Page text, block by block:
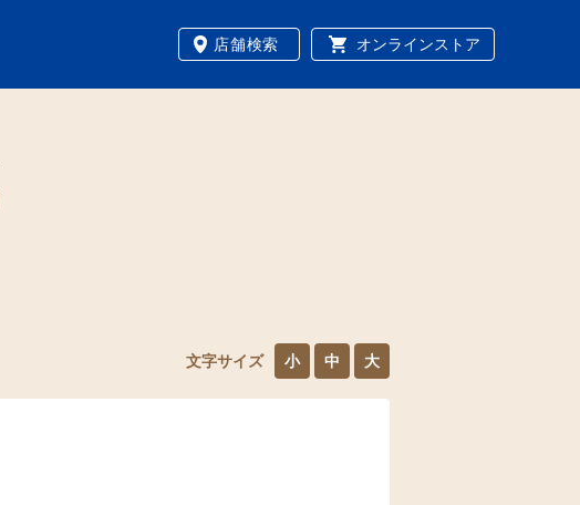
店舗検索 オンラインストア
文字サイズ 小 中 大